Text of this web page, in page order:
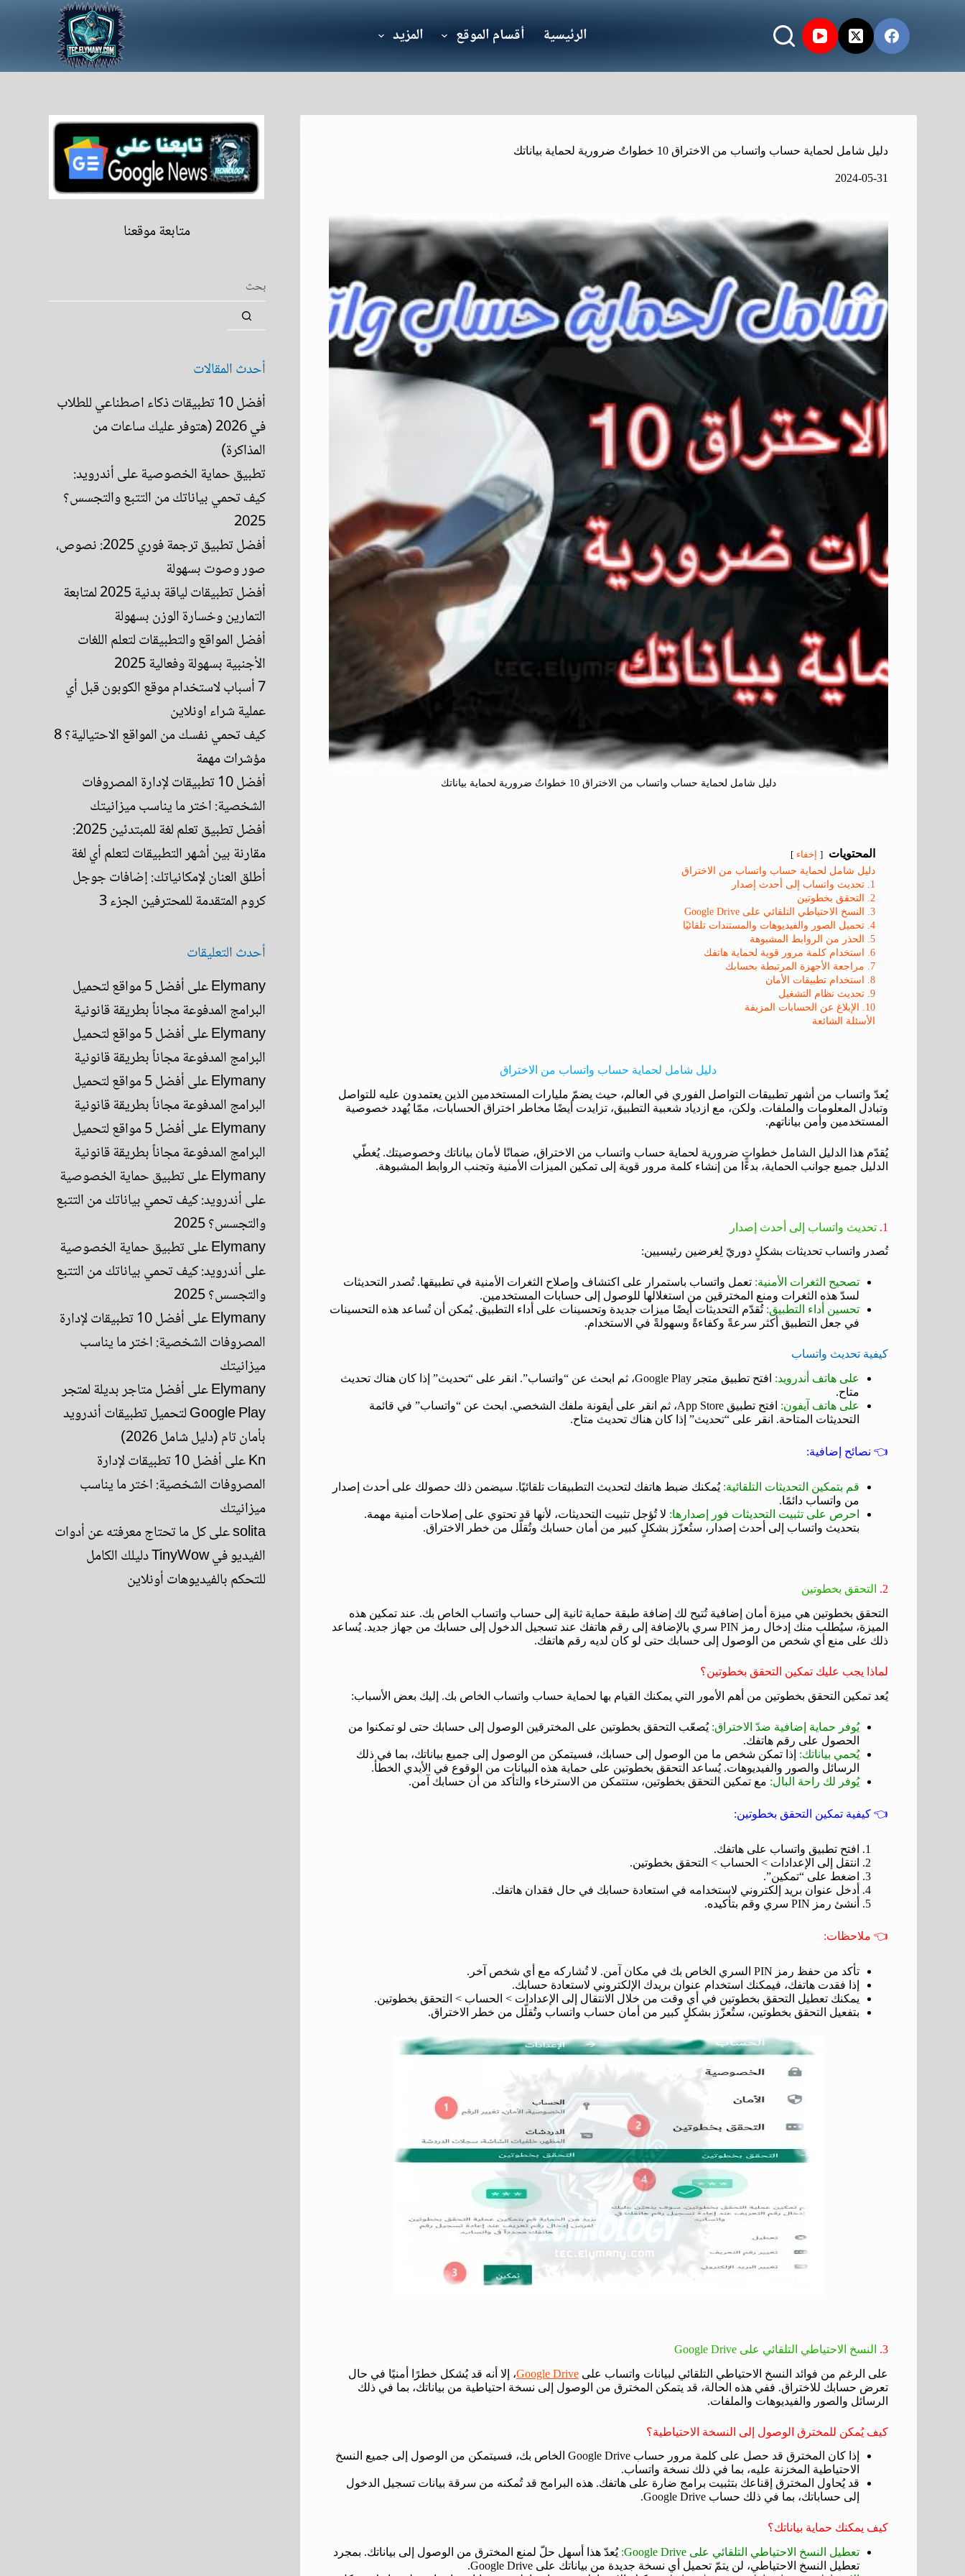
الرئيسية أقسام الموقع المزيد
دليل شامل لحماية حساب واتساب من الاختراق 10 خطواتٌ ضرورية لحماية بياناتك
2024-05-31
دليل شامل لحماية حساب واتساب من الاختراق 10 خطواتٌ ضرورية لحماية بياناتك
المحتويات إخفاء
دليل شامل لحماية حساب واتساب من الاختراق
1. تحديث واتساب إلى أحدث إصدار
2. التحقق بخطوتين
3. النسخ الاحتياطي التلقائي على Google Drive
4. تحميل الصور والفيديوهات والمستندات تلقائيًا
5. الحذر من الروابط المشبوهة
6. استخدام كلمة مرور قوية لحماية هاتفك
7. مراجعة الأجهزة المرتبطة بحسابك
8. استخدام تطبيقات الأمان
9. تحديث نظام التشغيل
10. الإبلاغ عن الحسابات المزيفة
الأسئلة الشائعة
دليل شامل لحماية حساب واتساب من الاختراق
يُعدّ واتساب من أشهر تطبيقات التواصل الفوري في العالم، حيث يضمّ مليارات المستخدمين الذين يعتمدون عليه للتواصل
وتبادل المعلومات والملفات. ولكن، مع ازدياد شعبية التطبيق، تزايدت أيضًا مخاطر اختراق الحسابات، ممّا يُهدد خصوصية
المستخدمين وأمن بياناتهم.
يُقدّم هذا الدليل الشامل خطواتٍ ضرورية لحماية حساب واتساب من الاختراق، ضمانًا لأمان بياناتك وخصوصيتك. يُغطّي
الدليل جميع جوانب الحماية، بدءًا من إنشاء كلمة مرور قوية إلى تمكين الميزات الأمنية وتجنب الروابط المشبوهة.
1. تحديث واتساب إلى أحدث إصدار
تُصدر واتساب تحديثات بشكلٍ دوريّ لِغرضين رئيسيين:
تصحيح الثغرات الأمنية: تعمل واتساب باستمرار على اكتشاف وإصلاح الثغرات الأمنية في تطبيقها. تُصدر التحديثات
لسدّ هذه الثغرات ومنع المخترقين من استغلالها للوصول إلى حسابات المستخدمين.
تحسين أداء التطبيق: تُقدّم التحديثات أيضًا ميزات جديدة وتحسينات على أداء التطبيق. يُمكن أن تُساعد هذه التحسينات
في جعل التطبيق أكثر سرعةً وكفاءةً وسهولةً في الاستخدام.
كيفية تحديث واتساب
على هاتف أندرويد:
افتح تطبيق متجر Google Play، ثم ابحث عن “واتساب”. انقر على “تحديث” إذا كان هناك تحديث
متاح.
على هاتف آيفون:
افتح تطبيق App Store، ثم انقر على أيقونة ملفك الشخصي. ابحث عن “واتساب” في قائمة
التحديثات المتاحة. انقر على “تحديث” إذا كان هناك تحديث متاح.
👈 نصائح إضافية:
قم بتمكين التحديثات التلقائية: يُمكنك ضبط هاتفك لتحديث التطبيقات تلقائيًا. سيضمن ذلك حصولك على أحدث إصدار
من واتساب دائمًا.
احرص على تثبيت التحديثات فور إصدارها: لا تُؤجل تثبيت التحديثات، لأنها قد تحتوي على إصلاحات أمنية مهمة.
بتحديث واتساب إلى أحدث إصدار، ستُعزّز بشكلٍ كبير من أمان حسابك وتُقلّل من خطر الاختراق.
2.
التحقق بخطوتين
التحقق بخطوتين هي ميزة أمان إضافية تُتيح لك إضافة طبقة حماية ثانية إلى حساب واتساب الخاص بك. عند تمكين هذه
الميزة، سيُطلب منك إدخال رمز PIN سري بالإضافة إلى رقم هاتفك عند تسجيل الدخول إلى حسابك من جهاز جديد. يُساعد
ذلك على منع أي شخص من الوصول إلى حسابك حتى لو كان لديه رقم هاتفك.
لماذا يجب عليك تمكين التحقق بخطوتين؟
يُعد تمكين التحقق بخطوتين من أهم الأمور التي يمكنك القيام بها لحماية حساب واتساب الخاص بك. إليك بعض الأسباب:
يُوفر حماية إضافية ضدّ الاختراق: يُصعّب التحقق بخطوتين على المخترقين الوصول إلى حسابك حتى لو تمكنوا من
الحصول على رقم هاتفك.
يُحمي بياناتك: إذا تمكن شخص ما من الوصول إلى حسابك، فسيتمكن من الوصول إلى جميع بياناتك، بما في ذلك
الرسائل والصور والفيديوهات. يُساعد التحقق بخطوتين على حماية هذه البيانات من الوقوع في الأيدي الخطأ.
يُوفر لك راحة البال: مع تمكين التحقق بخطوتين، ستتمكن من الاسترخاء والتأكد من أن حسابك آمن.
👈كيفية تمكين التحقق بخطوتين:
افتح تطبيق واتساب على هاتفك.
انتقل إلى الإعدادات > الحساب > التحقق بخطوتين.
اضغط على “تمكين”.
أدخل عنوان بريد إلكتروني لاستخدامه في استعادة حسابك في حال فقدان هاتفك.
أنشئ رمز PIN سري وقم بتأكيده.
👈 ملاحظات:
تأكد من حفظ رمز PIN السري الخاص بك في مكان آمن. لا تُشاركه مع أي شخص آخر.
إذا فقدت هاتفك، فيمكنك استخدام عنوان بريدك الإلكتروني لاستعادة حسابك.
يمكنك تعطيل التحقق بخطوتين في أي وقت من خلال الانتقال إلى الإعدادات > الحساب > التحقق بخطوتين.
بتفعيل التحقق بخطوتين، ستُعزّز بشكلٍ كبير من أمان حساب واتساب وتُقلّل من خطر الاختراق.
3.
النسخ الاحتياطي التلقائي على Google Drive
على الرغم من فوائد النسخ الاحتياطي التلقائي لبيانات واتساب علىGoogle Drive، إلا أنه قد يُشكل خطرًا أمنيًا في حال
تعرض حسابك للاختراق. ففي هذه الحالة، قد يتمكن المخترق من الوصول إلى نسخة احتياطية من بياناتك، بما في ذلك
الرسائل والصور والفيديوهات والملفات.
كيف يُمكن للمخترق الوصول إلى النسخة الاحتياطية؟
إذا كان المخترق قد حصل على كلمة مرور حساب Google Drive الخاص بك، فسيتمكن من الوصول إلى جميع النسخ
الاحتياطية المخزنة عليه، بما في ذلك نسخة واتساب.
قد يُحاول المخترق إقناعك بتثبيت برامج ضارة على هاتفك. هذه البرامج قد تُمكنه من سرقة بيانات تسجيل الدخول
إلى حساباتك، بما في ذلك حساب Google Drive.
كيف يمكنك حماية بياناتك؟
تعطيل النسخ الاحتياطي التلقائي على Google Drive:
يُعدّ هذا أسهل حلّ لمنع المخترق من الوصول إلى بياناتك. بمجرد
تعطيل النسخ الاحتياطي، لن يتمّ تحميل أي نسخة جديدة من بياناتك على Google Drive.
متابعة موقعنا
أحدث المقالات
أفضل 10 تطبيقات ذكاء اصطناعي للطلاب
في 2026 (هتوفر عليك ساعات من
المذاكرة)
تطبيق حماية الخصوصية على أندرويد:
كيف تحمي بياناتك من التتبع والتجسس؟
2025
أفضل تطبيق ترجمة فوري 2025: نصوص،
صور وصوت بسهولة
أفضل تطبيقات لياقة بدنية 2025 لمتابعة
التمارين وخسارة الوزن بسهولة
أفضل المواقع والتطبيقات لتعلم اللغات
الأجنبية بسهولة وفعالية 2025
7 أسباب لاستخدام موقع الكوبون قبل أي
عملية شراء اونلاين
كيف تحمي نفسك من المواقع الاحتيالية؟ 8
مؤشرات مهمة
أفضل 10 تطبيقات لإدارة المصروفات
الشخصية: اختر ما يناسب ميزانيتك
أفضل تطبيق تعلم لغة للمبتدئين 2025:
مقارنة بين أشهر التطبيقات لتعلم أي لغة
أطلق العنان لإمكانياتك: إضافات جوجل
كروم المتقدمة للمحترفين الجزء 3
أحدث التعليقات
Elymanyعلى
أفضل 5 مواقع لتحميل
البرامج المدفوعة مجاناً بطريقة قانونية
Elymanyعلى
أفضل 5 مواقع لتحميل
البرامج المدفوعة مجاناً بطريقة قانونية
Elymanyعلى
أفضل 5 مواقع لتحميل
البرامج المدفوعة مجاناً بطريقة قانونية
Elymanyعلى
أفضل 5 مواقع لتحميل
البرامج المدفوعة مجاناً بطريقة قانونية
Elymanyعلىتطبيق حماية الخصوصية
على أندرويد: كيف تحمي بياناتك من التتبع
والتجسس؟ 2025
Elymanyعلىتطبيق حماية الخصوصية
على أندرويد: كيف تحمي بياناتك من التتبع
والتجسس؟ 2025
Elymanyعلى
أفضل 10 تطبيقات لإدارة
المصروفات الشخصية: اختر ما يناسب
ميزانيتك
Elymanyعلىأفضل متاجر بديلة لمتجر
Google Play لتحميل تطبيقات أندرويد
بأمان تام (دليل شامل 2026)
Knعلى
أفضل 10 تطبيقات لإدارة
المصروفات الشخصية: اختر ما يناسب
ميزانيتك
solitaعلىكل ما تحتاج معرفته عن أدوات
الفيديو في TinyWow دليلك الكامل
للتحكم بالفيديوهات أونلاين